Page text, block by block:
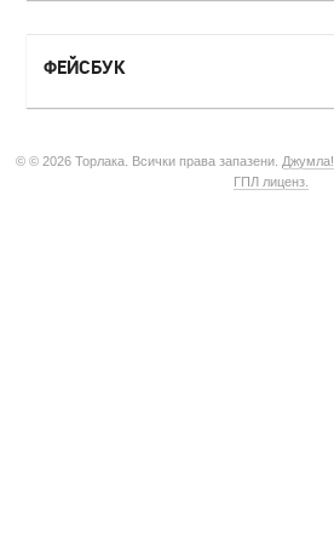
ФЕЙСБУК
© © 2026 Торлака. Всички права запазени. Джумла!
ГПЛ лиценз.